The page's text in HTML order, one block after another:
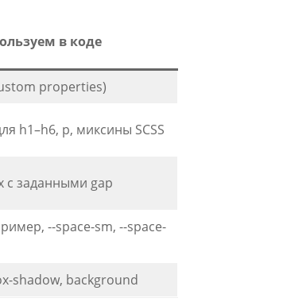
в коде
properties)
h1–h6, p, миксины SCSS
с заданными gap
--space-sm, --space-
shadow, background